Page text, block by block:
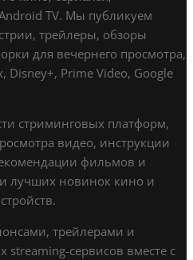
TV. Мы публикуем
трейлеры, обзоры
для вечернего просмотра,
Disney+, Prime Video, Google
стриминговых платформ,
видео, инструкции
фильмов и
лучших новинок кино и
трейлерами и
сервисов вместе с